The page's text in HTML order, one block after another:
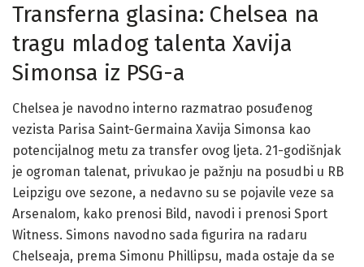
Transferna glasina: Chelsea na
tragu mladog talenta Xavija
Simonsa iz PSG-a
Chelsea je navodno interno razmatrao posuđenog
vezista Parisa Saint-Germaina Xavija Simonsa kao
potencijalnog metu za transfer ovog ljeta. 21-godišnjak
je ogroman talenat, privukao je pažnju na posudbi u RB
Leipzigu ove sezone, a nedavno su se pojavile veze sa
Arsenalom, kako prenosi Bild, navodi i prenosi Sport
Witness. Simons navodno sada figurira na radaru
Chelseaja, prema Simonu Phillipsu, mada ostaje da se